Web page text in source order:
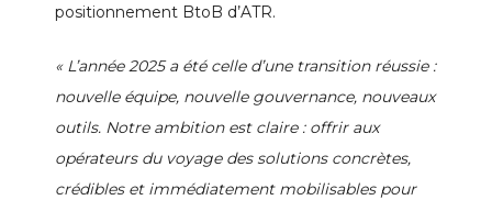
positionnement BtoB d’ATR.
« L’année 2025 a été celle d’une transition réussie :
nouvelle équipe, nouvelle gouvernance, nouveaux
outils. Notre ambition est claire : offrir aux
opérateurs du voyage des solutions concrètes,
crédibles et immédiatement mobilisables pour